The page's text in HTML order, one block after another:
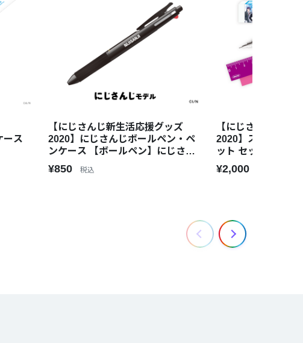
ース
【にじさんじ新生活応援グッズ
2020】にじさんじボールペン・ペ
ンケース 【ボールペン】にじさん
じ
¥850 税込
【にじさんじ新生
2020】ステーショ
ット セットB
¥2,000